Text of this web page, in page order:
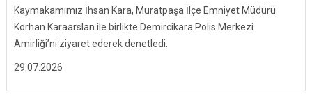
29.07.2026
Kaymakamımız İhsan Kara, Muratpaşa İlçe Emniyet Müdürü
Korhan Karaarslan ile birlikte Demircikara Polis Merkezi
Amirliği’ni ziyaret ederek denetledi.